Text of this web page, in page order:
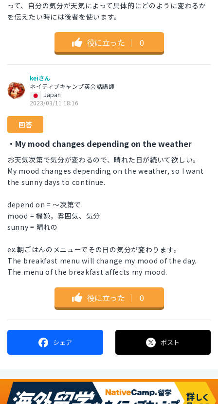
って、自分の気分が天気によって具体的にどのように変わるか
を伝えたい時には後者を使います。
役に立った ｜ 0
keiさん
ネイティブキャンプ英会話講師
Japan
2023/03/11 18:16
回答
・My mood changes depending on the weather
お天気次第で気分が変わるので、晴れた日が続いて欲しい。
My mood changes depending on the weather, so I want
the sunny days to continue.
depend on = ～次第で
mood = 機嫌，雰囲気、気分
sunny = 晴れの
ex.朝ごはんのメニューでその日の気分が変わります。
The breakfast menu will change my mood of the day.
The menu of the breakfast affects my mood.
役に立った ｜ 0
シェア ポスト